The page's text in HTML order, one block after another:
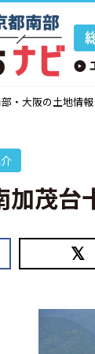
・大阪の土地情
加茂台